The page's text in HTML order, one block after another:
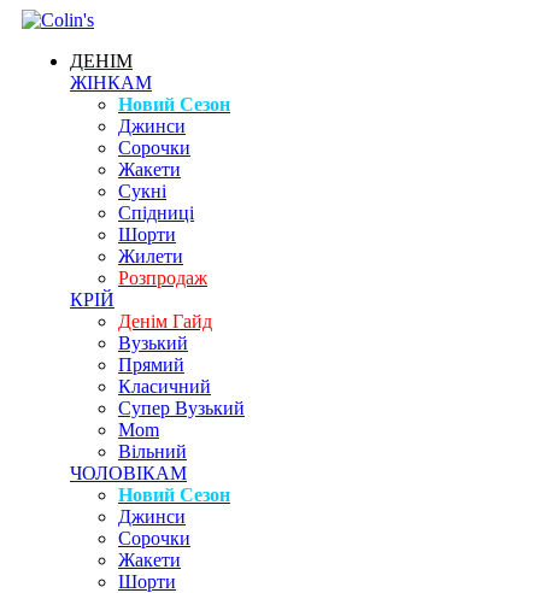
ДЕНІМ
ЖІНКАМ
Новий Сезон
Джинси
Сорочки
Жакети
Сукні
Спідниці
Шорти
Жилети
Розпродаж
КРІЙ
Денім Гайд
Вузький
Прямий
Класичний
Супер Вузький
Mom
Вільний
ЧОЛОВІКАМ
Новий Сезон
Джинси
Сорочки
Жакети
Шорти